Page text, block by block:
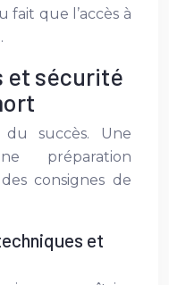
que l’accès à
et sécurité
succès. Une
préparation
consignes de
et